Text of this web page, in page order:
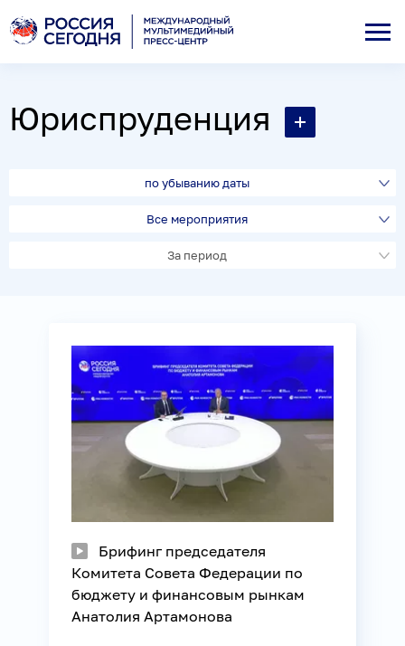
Юриспруденция
по убыванию даты
Все мероприятия
За период
Брифинг председателя
Комитета Совета Федерации по
бюджету и финансовым рынкам
Анатолия Артамонова